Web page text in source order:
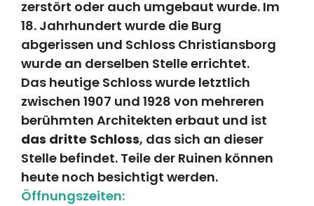
zerstört oder auch umgebaut wurde. Im
18. Jahrhundert wurde die Burg
abgerissen und Schloss Christiansborg
wurde an derselben Stelle errichtet.
Das heutige Schloss wurde letztlich
zwischen 1907 und 1928 von mehreren
berühmten Architekten erbaut und ist
das dritte Schloss, das sich an dieser
Stelle befindet. Teile der Ruinen können
heute noch besichtigt werden.
Öffnungszeiten: